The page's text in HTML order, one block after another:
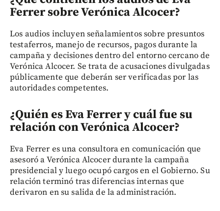
Ferrer sobre Verónica Alcocer?
Los audios incluyen señalamientos sobre presuntos
testaferros, manejo de recursos, pagos durante la
campaña y decisiones dentro del entorno cercano de
Verónica Alcocer. Se trata de acusaciones divulgadas
públicamente que deberán ser verificadas por las
autoridades competentes.
¿Quién es Eva Ferrer y cuál fue su
relación con Verónica Alcocer?
Eva Ferrer es una consultora en comunicación que
asesoró a Verónica Alcocer durante la campaña
presidencial y luego ocupó cargos en el Gobierno. Su
relación terminó tras diferencias internas que
derivaron en su salida de la administración.